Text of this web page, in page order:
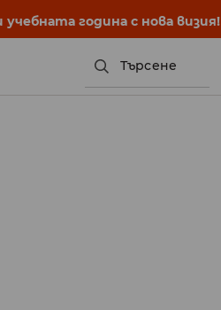
година с нова визия!
Търсене